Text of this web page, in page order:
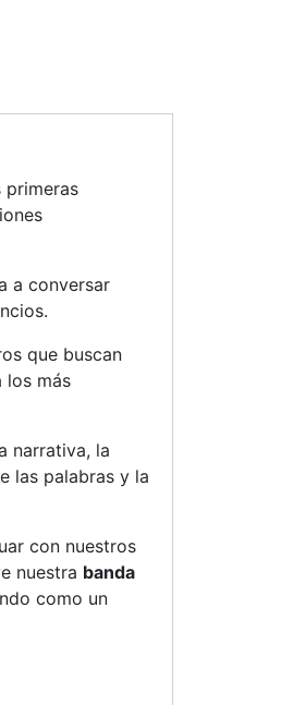
primeras
a conversar
que buscan
los más
narrativa, la
las palabras y la
con nuestros
nuestra banda
como un